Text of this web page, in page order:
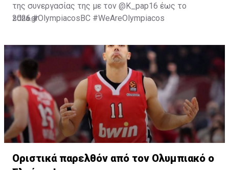
της συνεργασίας της με τον @K_pap16 έως το
2026.#OlympiacosBC #WeAreOlympiacos
— OLYMPIACOS BC (@Olympiacos_BC)July 6, 2023
sdna.gr
Οριστικά παρελθόν από τον Ολυμπιακό ο